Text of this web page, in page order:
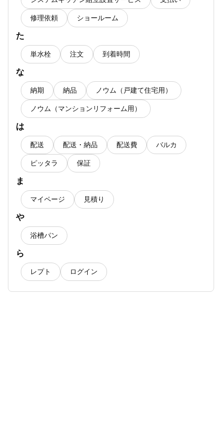
修理依頼 ショールーム
た
単水栓 注文 到着時間
な
納期 納品 ノウム（戸建て住宅用）
ノウム（マンションリフォーム用）
は
配送 配送・納品 配送費 バルカ
ピッタラ 保証
ま
マイページ 見積り
や
浴槽パン
ら
レプト ログイン